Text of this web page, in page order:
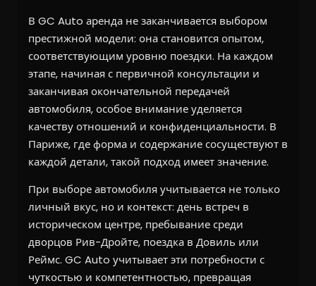
В GC Auto аренда не заканчивается выбором
престижной модели: она становится опытом,
соответствующим уровню поездки. На каждом
этапе, начиная с первичной консультации и
заканчивая окончательной передачей
автомобиля, особое внимание уделяется
качеству отношений и конфиденциальности. В
Париже, где форма и содержание сосуществуют в
каждой детали, такой подход имеет значение.
При выборе автомобиля учитывается не только
личный вкус, но и контекст: день встреч в
историческом центре, пребывание среди
дворцов Рив-Дройте, поездка в Довиль или
Реймс. GC Auto учитывает эти потребности с
чуткостью и компетентностью, превращая